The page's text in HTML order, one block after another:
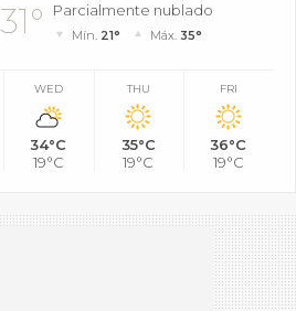
31° Parcialmente nublado
Mín. 21° Máx. 35°
WED
34°C
19°C
THU
35°C
19°C
FRI
36°C
19°C